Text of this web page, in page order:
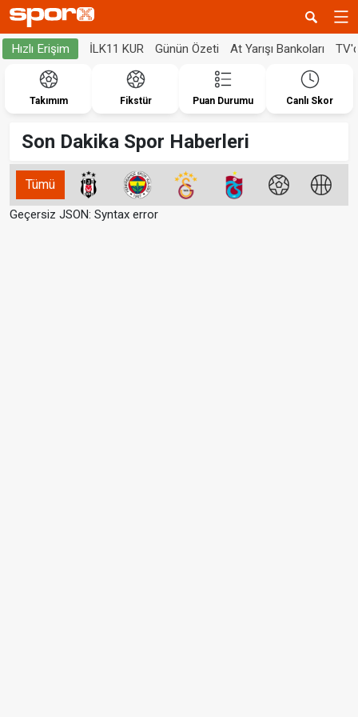
Hızlı Erişim İLK11 KUR Günün Özeti At Yarışı Bankoları
Takımım Fikstür Puan Durumu Canlı Skor
Son Dakika Spor Haberleri
Tümü
Geçersiz JSON: Syntax error